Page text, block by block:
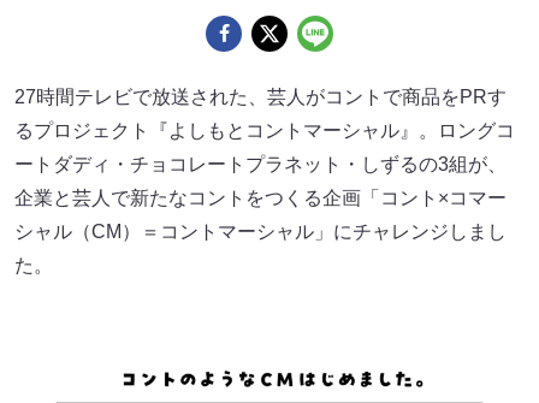
27時間テレビで放送された、芸人がコントで商品をPRす
るプロジェクト『よしもとコントマーシャル』。ロングコ
ートダディ・チョコレートプラネット・しずるの3組が、
企業と芸人で新たなコントをつくる企画「コント×コマー
シャル（CM）＝コントマーシャル」にチャレンジしまし
た。